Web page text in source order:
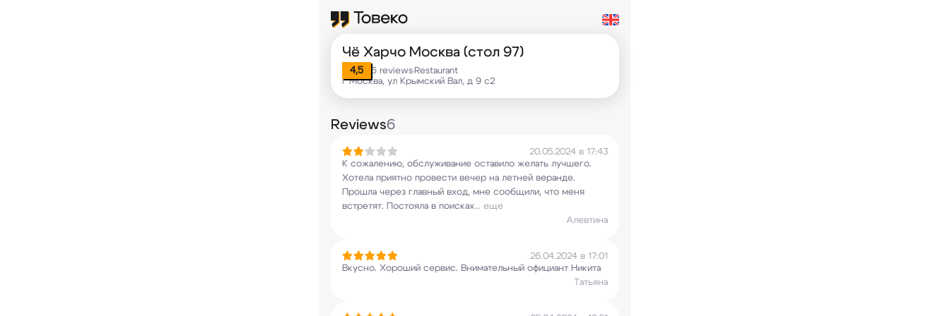
Чё Харчо Москва (стол 97)
4,5 6 reviews•Restaurant
г Москва, ул Крымский Вал, д 9 с2
Reviews6
20.05.2024 в 17:43
К сожалению, обслуживание оставило желать лучшего.
Хотела приятно провести вечер на летней веранде.
Прошла через главный вход, мне сообщили, что меня
встретят. Постояла в поисках... еще
Алевтина
26.04.2024 в 17:01
Вкусно. Хороший сервис. Внимательный официант Никита
Татьяна